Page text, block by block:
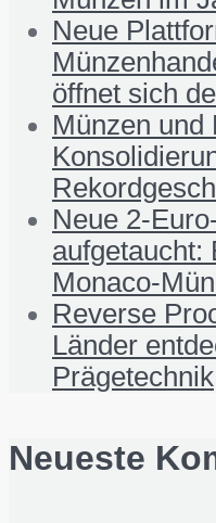
Neue
öffnet sich
Münzen und
Neue 2-
aufgetaucht:
Monaco-
Reverse
Länder
Prägetechnik
Neueste